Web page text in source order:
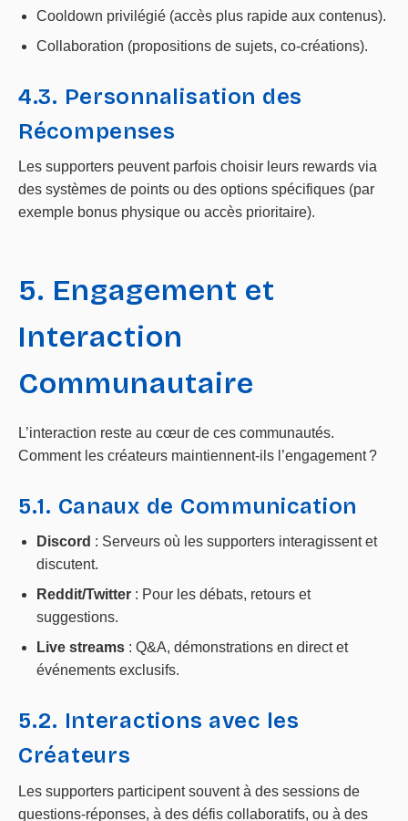
Cooldown privilégié (accès plus rapide aux contenus).
Collaboration (propositions de sujets, co-créations).
4.3. Personnalisation des
Récompenses
Les supporters peuvent parfois choisir leurs rewards via
des systèmes de points ou des options spécifiques (par
exemple bonus physique ou accès prioritaire).
5. Engagement et
Interaction
Communautaire
L’interaction reste au cœur de ces communautés.
Comment les créateurs maintiennent-ils l’engagement ?
5.1. Canaux de Communication
Discord : Serveurs où les supporters interagissent et
discutent.
Reddit/Twitter : Pour les débats, retours et
suggestions.
Live streams : Q&A, démonstrations en direct et
événements exclusifs.
5.2. Interactions avec les
Créateurs
Les supporters participent souvent à des sessions de
questions-réponses, à des défis collaboratifs, ou à des